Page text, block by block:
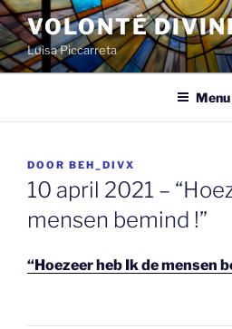
Spring
naar
de
inhoud
VOLONTÉ
Luisa Piccarreta
Menu
GEPLAATST
OP
DOOR BEH_DIVX
10 april 2021 –
mensen bemind !”
“Hoezeer heb Ik de mensen